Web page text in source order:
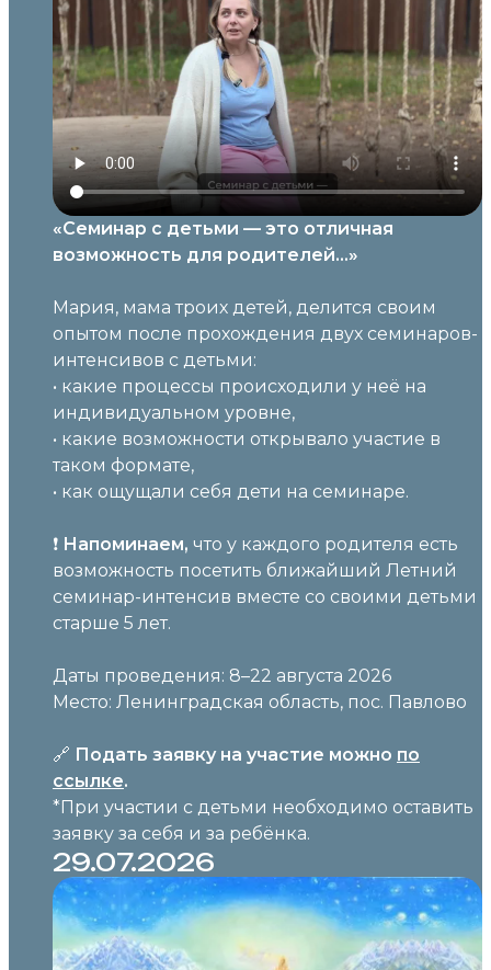
«Семинар с детьми — это отличная
возможность для родителей…»
Мария, мама троих детей, делится своим
опытом после прохождения двух семинаров-
интенсивов с детьми:
• какие процессы происходили у неё на
индивидуальном уровне,
• какие возможности открывало участие в
таком формате,
• как ощущали себя дети на семинаре.
❗️ Напоминаем, что у каждого родителя есть
возможность посетить ближайший Летний
семинар-интенсив вместе со своими детьми
старше 5 лет.
Даты проведения: 8–22 августа 2026
Место: Ленинградская область, пос. Павлово
🔗 Подать заявку на участие можно по
ссылке.
*При участии с детьми необходимо оставить
заявку за себя и за ребёнка.
29.07.2026